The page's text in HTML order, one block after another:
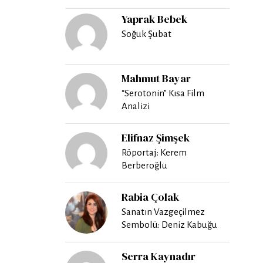
Yaprak Bebek
Soğuk Şubat
Mahmut Bayar
“Serotonin” Kısa Film
Analizi
Elifnaz Şimşek
Röportaj: Kerem
Berberoğlu
Rabia Çolak
Sanatın Vazgeçilmez
Sembolü: Deniz Kabuğu
Serra Kaynadır